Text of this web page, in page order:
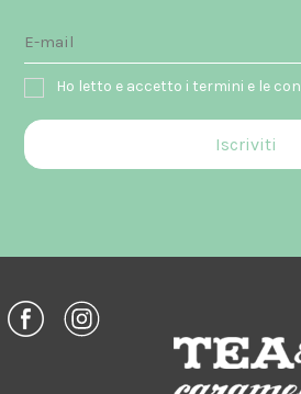
Ho letto e accetto i termini e le